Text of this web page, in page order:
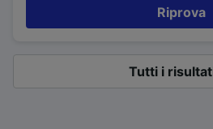
Riprova
Tutti i